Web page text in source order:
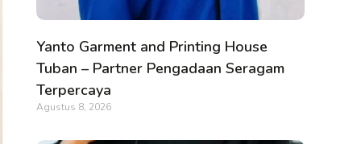
Yanto Garment and Printing House
Tuban – Partner Pengadaan Seragam
Terpercaya
Agustus 8, 2026